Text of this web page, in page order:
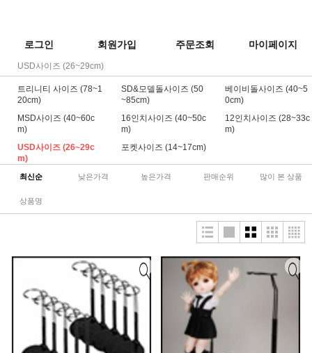
로그인 회원가입 주문조회 마이페이지
USD사이즈 (26~29cm)
트리니티 사이즈 (78~1
20cm)
SD&모델돌사이즈 (50
~85cm)
베이비돌사이즈 (40~5
0cm)
MSD사이즈 (40~60c
m)
16인치사이즈 (40~50c
m)
12인치사이즈 (28~33c
m)
USD사이즈 (26~29c
m)
포켓사이즈 (14~17cm)
최신순 낮은가격 높은가격 판매순위 많이 본 상품
상품명